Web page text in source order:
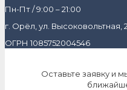
Пн-Пт / 9:00 – 21:00
г. Орёл, ул. Высоковольтная,
ОГРН 1085752004546
Оставьте заявку и